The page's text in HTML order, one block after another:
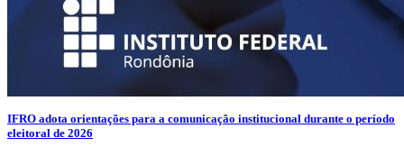
IFRO adota orientações para a comunicação institucional durante o período
eleitoral de 2026